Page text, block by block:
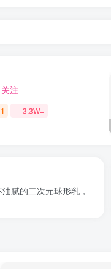
关注
1 3.3W+
腻的二次元球形乳，